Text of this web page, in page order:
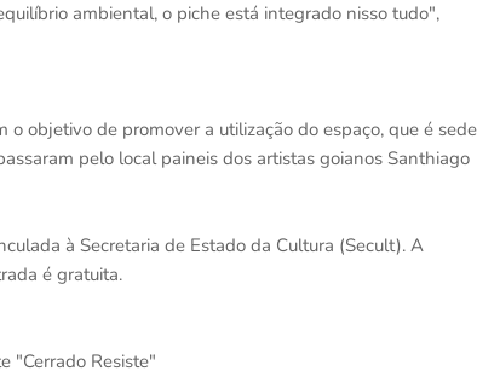
ambiental, o piche está integrado nisso tudo",
objetivo de promover a utilização do espaço, que é sede
pelo local paineis dos artistas goianos Santhiago
à Secretaria de Estado da Cultura (Secult). A
é gratuita.
"Cerrado Resiste"